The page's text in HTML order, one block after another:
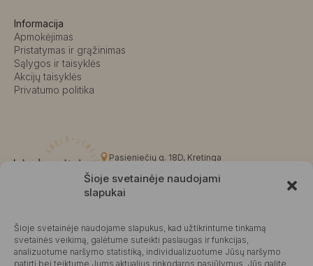
Šioje svetainėje naudojami
slapukai
Šioje svetainėje naudojame slapukus, kad užtikrintume tinkamą
svetainės veikimą, galėtume suteikti paslaugas ir funkcijas,
analizuotume naršymo statistiką, individualizuotume Jūsų naršymo
patirtį bei teiktume Jums aktualius rinkodaros pasiūlymus. Jūs galite
Informacija
Apmokėjimas
Pristatymas ir grąžinimas
Sąlygos ir taisyklės
Akcijų taisyklės
Privatumo politika
Pasieniečių g. 18D, Kretinga
info@kalvaite.lt
Kalvaitė
Produktų įvertinimas 4.99 / 5 Atsiliepimai